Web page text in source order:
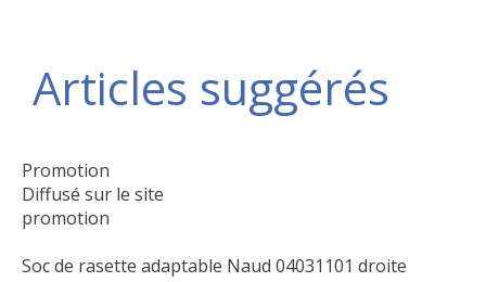
Articles suggérés
Promotion
Diffusé sur le site
promotion
Soc de rasette adaptable Naud 04031101 droite